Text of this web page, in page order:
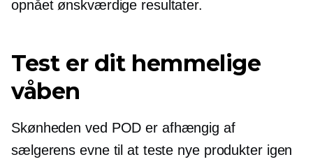
opnået ønskværdige resultater.
Test er dit hemmelige
våben
Skønheden ved POD er ​​afhængig af
sælgerens evne til at teste nye produkter igen